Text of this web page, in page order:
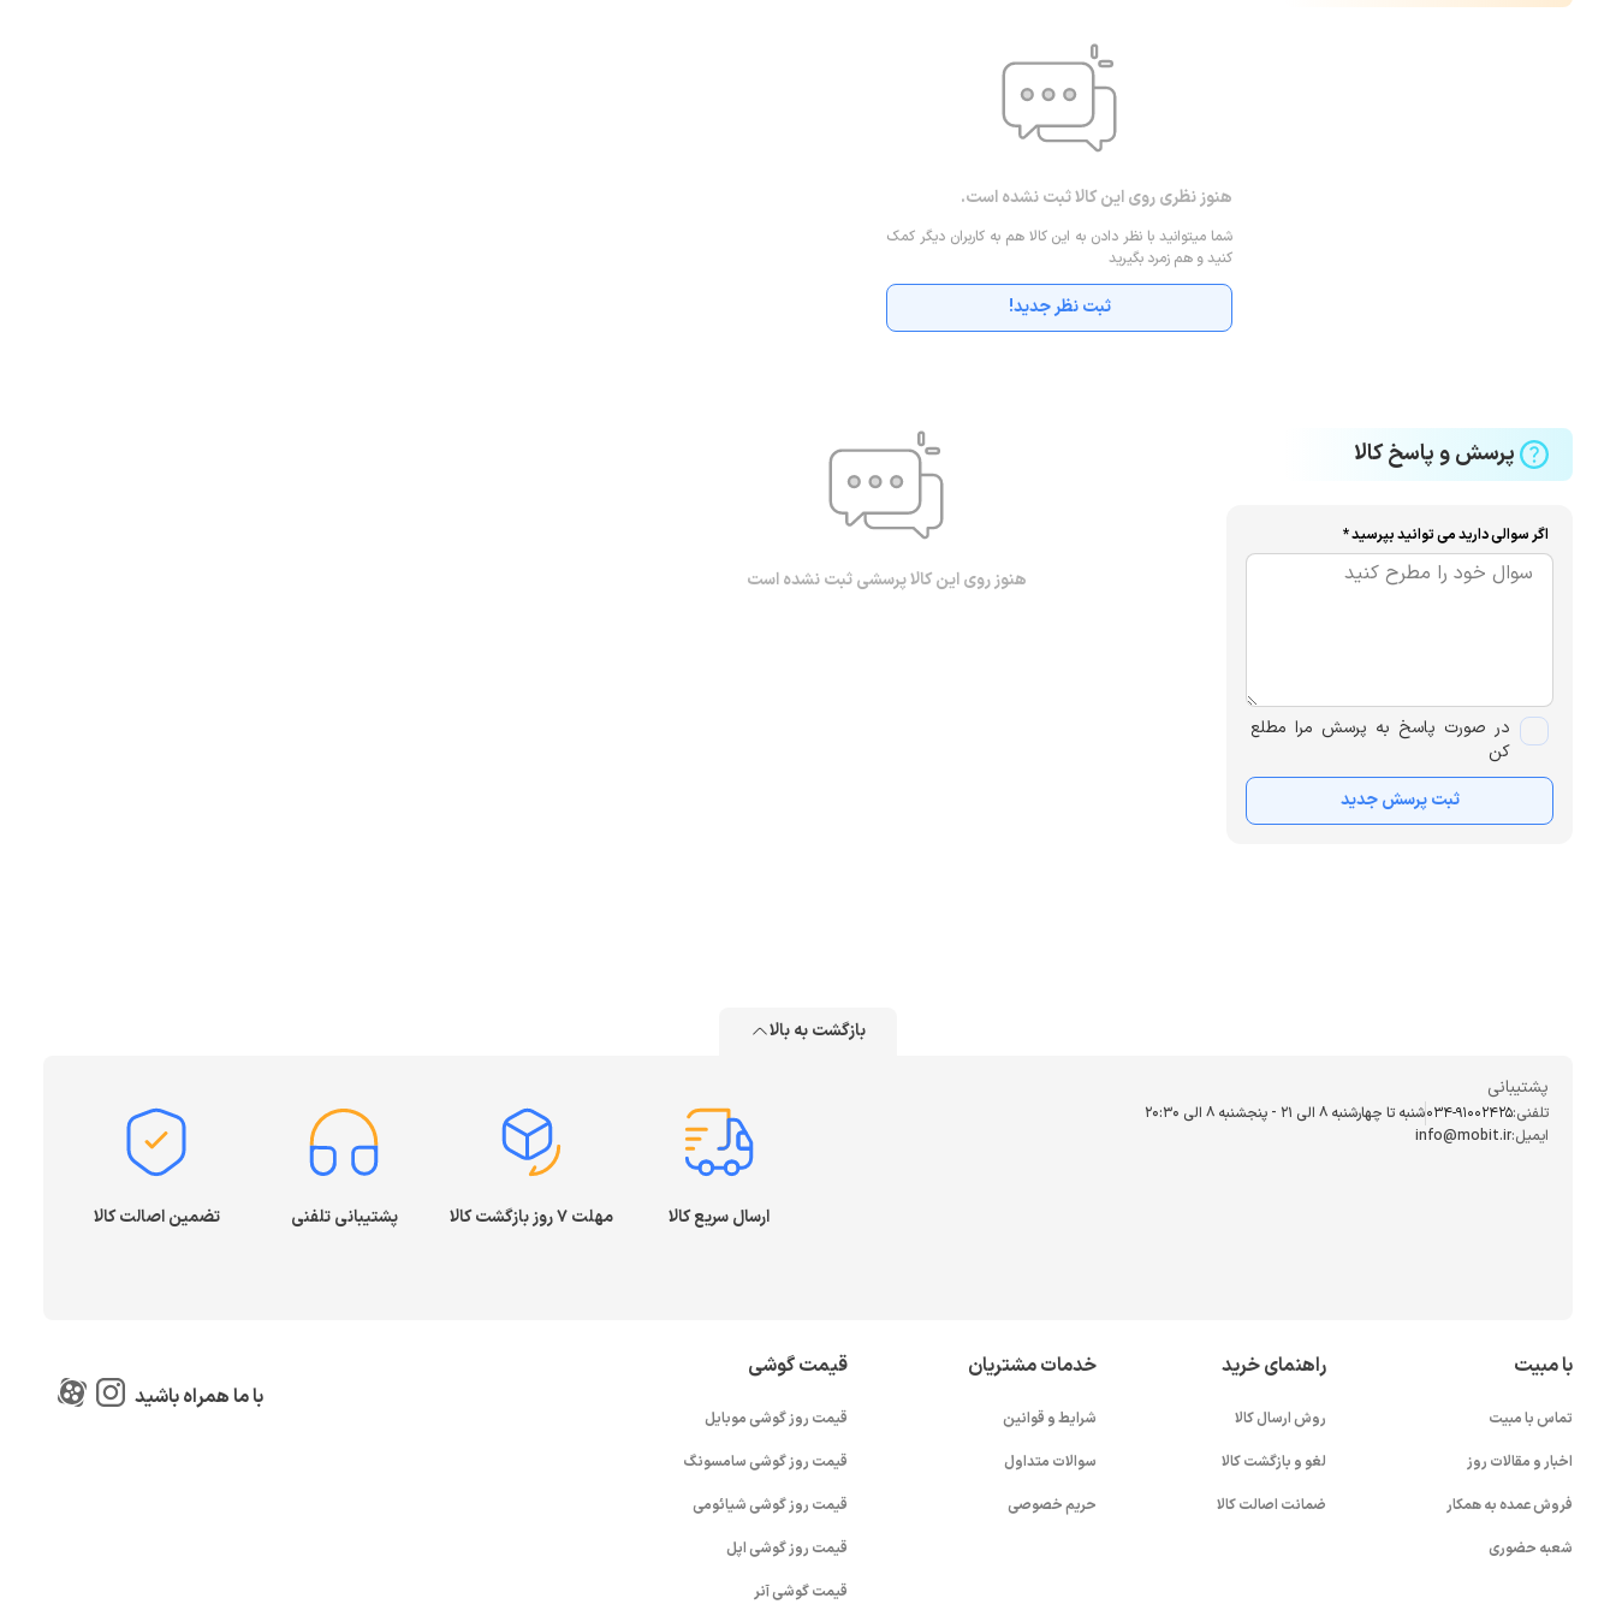
هنوز نظری روی این کالا ثبت نشده است.
شما میتوانید با نظر دادن به این کالا هم به کاربران دیگر کمک
کنید و هم زمرد بگیرید
ثبت نظر جدید!
پرسش و پاسخ کالا
اگر سوالی دارید می توانید بپرسید *
در صورت پاسخ به پرسش مرا مطلع
کن
ثبت پرسش جدید
هنوز روی این کالا پرسشی ثبت نشده است
بازگشت به بالا
پشتیبانی
تلفنی:034-91002425شنبه تا چهارشنبه ۸ الی ۲۱ - پنجشنبه 8 الی ۲۰:۳۰
ایمیل:info@mobit.ir
ارسال سریع کالا مهلت ۷ روز بازگشت کالا پشتیبانی تلفنی تضمین اصالت کالا
با مبیت
تماس با مبیت
اخبار و مقالات روز
فروش عمده به همکار
شعبه حضوری
راهنمای خرید
روش ارسال کالا
لغو و بازگشت کالا
ضمانت اصالت کالا
خدمات مشتریان
شرایط و قوانین
سوالات متداول
حریم خصوصی
قیمت گوشی
قیمت روز گوشی موبایل
قیمت روز گوشی سامسونگ
قیمت روز گوشی شیائومی
قیمت روز گوشی اپل
قیمت گوشی آنر
با ما همراه باشید